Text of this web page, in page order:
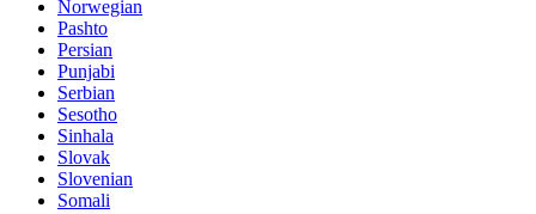
Norwegian
Pashto
Persian
Punjabi
Serbian
Sesotho
Sinhala
Slovak
Slovenian
Somali